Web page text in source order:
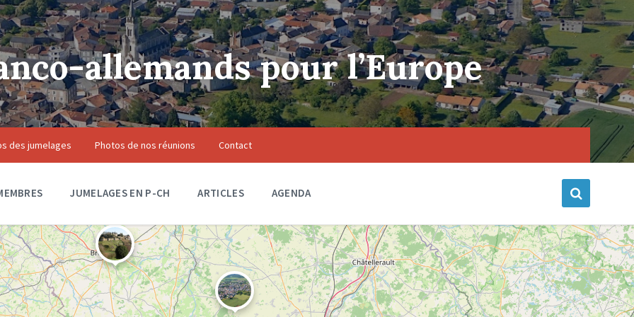
allemands pour l’Europe
des jumelages Photos de nos réunions Contact
JUMELAGES EN P-CH ARTICLES AGENDA